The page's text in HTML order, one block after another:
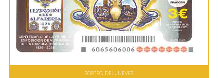
SORTEO DEL JUEVES